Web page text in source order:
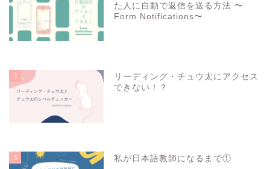
た人に自動で返信を送る方法 〜
Form Notifications〜
2
リーディング・チュウ太にアクセス
できない！？
3 私が日本語教師になるまで①